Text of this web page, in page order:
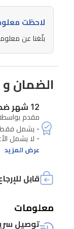
يضمن
البقاء
على
اتصال
طوال
الحاجة
للشحن
بفضل
الأنيق
باللون
لاحظت
بلّغنا عن
الضمان و
12 شهر ضمان
مقدم
عرض المزيد
قابل للإرجاع
معلومات
توصيل